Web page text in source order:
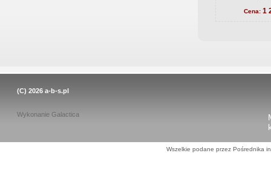
Cena: 1
(C) 2026 a-b-s.pl
Wykonanie Galactica
Wszelkie podane przez Pośrednika